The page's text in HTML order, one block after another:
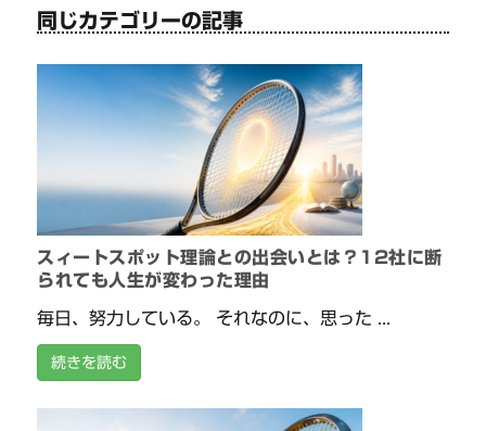
同じカテゴリーの記事
スィートスポット理論との出会いとは？12社に断
られても人生が変わった理由
毎日、努力している。 それなのに、思った ...
続きを読む